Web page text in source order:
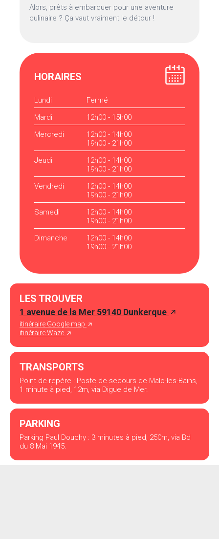
Alors, prêts à embarquer pour une aventure
culinaire ? Ça vaut vraiment le détour !
HORAIRES
Lundi
Fermé
Mardi
12h00 - 15h00
Mercredi
12h00 - 14h00
19h00 - 21h00
Jeudi
12h00 - 14h00
19h00 - 21h00
Vendredi
12h00 - 14h00
19h00 - 21h00
Samedi
12h00 - 14h00
19h00 - 21h00
Dimanche
12h00 - 14h00
19h00 - 21h00
LES TROUVER
1 avenue de la Mer 59140 Dunkerque
itinéraire Google map
itinéraire Waze
TRANSPORTS
Point de repère : Poste de secours de Malo-les-Bains,
1 minute à pied, 12m, via Digue de Mer.
PARKING
Parking Paul Douchy : 3 minutes à pied, 250m, via Bd
du 8 Mai 1945.